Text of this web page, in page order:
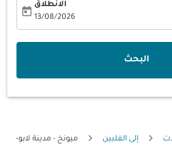
الانطلاق
13/08/2026
today
البحث
إلى الفلبين
ميونخ - مدينة لابو-